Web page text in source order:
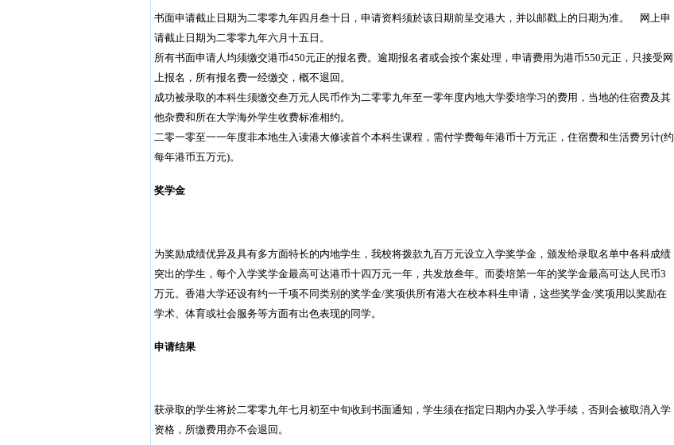
书面申请截止日期为二零零九年四月叁十日，申请资料须於该日期前呈交港大，并以邮戳上的日期为准。 网上申
请截止日期为二零零九年六月十五日。
所有书面申请人均须缴交港币450元正的报名费。逾期报名者或会按个案处理，申请费用为港币550元正，只接受网
上报名，所有报名费一经缴交，概不退回。
成功被录取的本科生须缴交叁万元人民币作为二零零九年至一零年度内地大学委培学习的费用，当地的住宿费及其
他杂费和所在大学海外学生收费标准相约。
二零一零至一一年度非本地生入读港大修读首个本科生课程，需付学费每年港币十万元正，住宿费和生活费另计(约
每年港币五万元)。
奖学金
为奖励成绩优异及具有多方面特长的内地学生，我校将拨款九百万元设立入学奖学金，颁发给录取名单中各科成绩
突出的学生，每个入学奖学金最高可达港币十四万元一年，共发放叁年。而委培第一年的奖学金最高可达人民币3
万元。香港大学还设有约一千项不同类别的奖学金/奖项供所有港大在校本科生申请，这些奖学金/奖项用以奖励在
学术、体育或社会服务等方面有出色表现的同学。
申请结果
获录取的学生将於二零零九年七月初至中旬收到书面通知，学生须在指定日期内办妥入学手续，否则会被取消入学
资格，所缴费用亦不会退回。